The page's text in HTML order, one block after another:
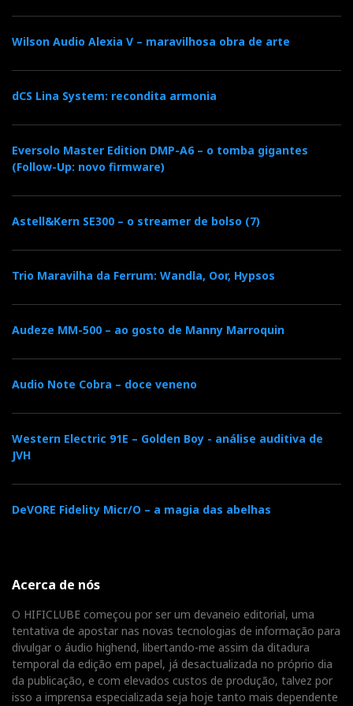
Portanto, não temam que eu vos diga que os
resultados obtidos só foram possíveis graças a cabos
digitais de 44,1 a 192kHz, mas também o som de
videos do You Tube, como qualquer comum mortal...
A impedância das saídas analógicas do MyDAC é de
600 ohms, um pouco elevada para a função de
amplificador de auscultadores. Mas os Focal vêm
especificados como compatíveis com impedâncias
nos extremos de frequência. Ora, como eu não
decorrente deste setup pouco ortodoxo é suficiente
nível do sinal do programa em escuta.
Wilson Audio Alexia V – maravilhosa obra de arte
dCS Lina System: recondita armonia
Eversolo Master Edition DMP-A6 – o tomba gigantes
(Follow-Up: novo firmware)
Astell&Kern SE300 – o streamer de bolso (7)
Trio Maravilha da Ferrum: Wandla, Oor, Hypsos
Audeze MM-500 – ao gosto de Manny Marroquin
Audio Note Cobra – doce veneno
Western Electric 91E – Golden Boy - análise auditiva de
JVH
DeVORE Fidelity Micr/O – a magia das abelhas
Acerca de nós
O HIFICLUBE começou por ser um devaneio editorial, uma
tentativa de apostar nas novas tecnologias de informação para
divulgar o áudio highend, libertando-me assim da ditadura
temporal da edição em papel, já desactualizada no próprio dia
da publicação, e com elevados custos de produção, talvez por
isso a imprensa especializada seja hoje tanto mais dependente